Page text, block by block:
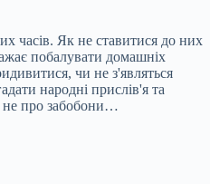
часів. Як не ставитися до них
побалувати домашніх
чи не з'являться
народні прислів'я та
не про забобони…